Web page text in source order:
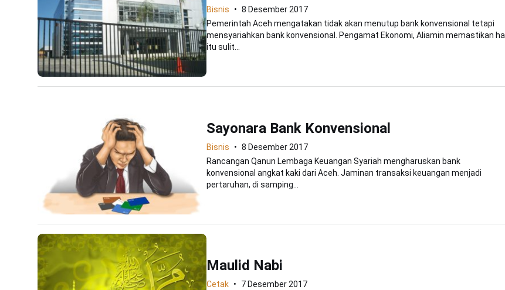
Bisnis
8 Desember 2017
Pemerintah Aceh mengatakan tidak akan menutup bank konvensional tetapi
mensyariahkan bank konvensional. Pengamat Ekonomi, Aliamin memastikan hal
itu sulit...
Sayonara Bank Konvensional
Bisnis
8 Desember 2017
Rancangan Qanun Lembaga Keuangan Syariah mengharuskan bank
konvensional angkat kaki dari Aceh. Jaminan transaksi keuangan menjadi
pertaruhan, di samping...
Maulid Nabi
Cetak
7 Desember 2017